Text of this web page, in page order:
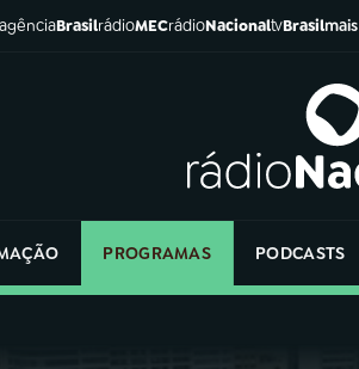
agênciaBrasilrádioMECrádioNacionaltvBrasilmais
PROGRAMAS PODCASTS